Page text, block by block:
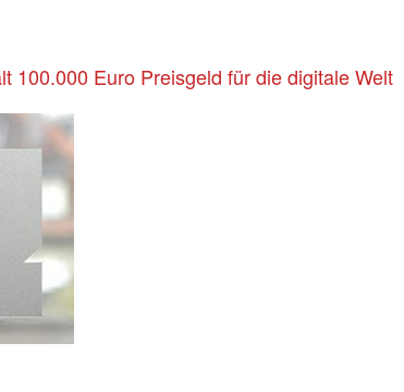
100.000 Euro Preisgeld für die digitale Welt